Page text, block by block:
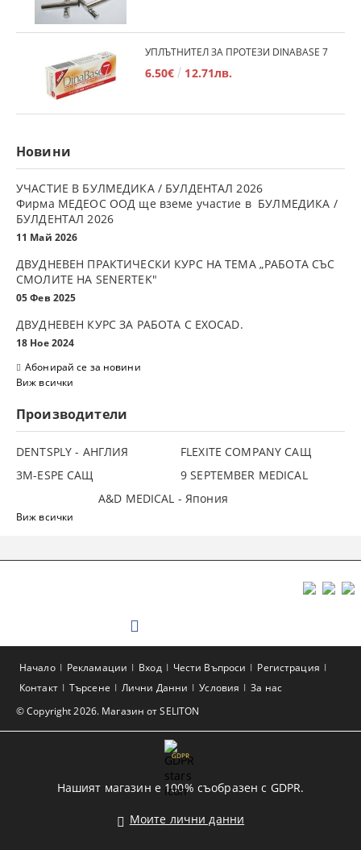
УПЛЪТНИТЕЛ ЗА ПРОТЕЗИ DINABASE 7
6.50€ 12.71лв.
Новини
УЧАСТИЕ В БУЛМЕДИКА / БУЛДЕНТАЛ 2026
Фирма МЕДЕОС ООД ще вземе участие в БУЛМЕДИКА /
БУЛДЕНТАЛ 2026
11 Май 2026
ДВУДНЕВЕН ПРАКТИЧЕСКИ КУРС НА ТЕМА „РАБОТА СЪС
СМОЛИТЕ НА SENERTEK"
05 Фев 2025
ДВУДНЕВЕН КУРС ЗА РАБОТА С ЕXOCAD.
18 Ное 2024
Абонирай се за новини
Виж всички
Производители
DENTSPLY - АНГЛИЯ
FLEXITE COMPANY САЩ
3М-ESPE САЩ
9 SEPTEMBER MEDICAL
A&D MEDICAL - Япония
Виж всички
© Copyright 2026. Магазин от SELITON
Начало Рекламации Вход Чести Въпроси
Регистрация
Контакт
Търсене Лични Данни Условия За нас
GDPR
Нашият магазин е 100% съобразен с GDPR.
Моите лични данни